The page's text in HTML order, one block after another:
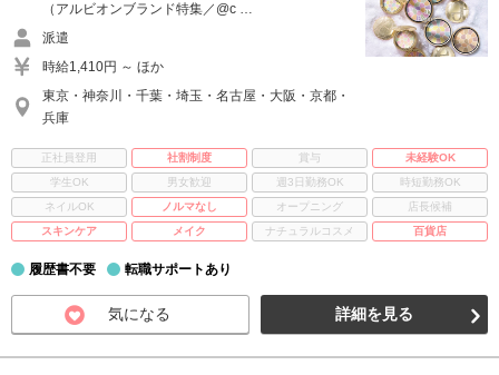
（アルビオンブランド特集／@c …
派遣
時給1,410円 ～ ほか
東京・神奈川・千葉・埼玉・名古屋・大阪・京都・
兵庫
正社員登用 社割制度 賞与
未経験OK
学生OK
男女歓迎 週3日勤務OK
時短勤務OK
ネイルOK
ノルマなし オープニング
店長候補
スキンケア
メイク ナチュラルコスメ 百貨店
履歴書不要 転職サポートあり
気になる 詳細を見る